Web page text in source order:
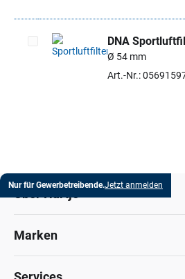
Artikel auswählen
DNA
Ø 54 mm
Art.-Nr.:
Nur für Gewerbetreibende.Jetzt anmelden
Marken